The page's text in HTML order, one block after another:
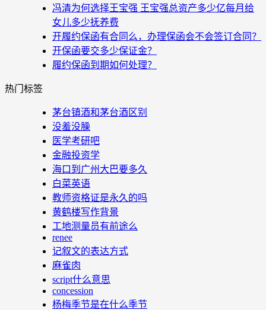
冯清为何选择王宝强 王宝强总资产多少亿每月给
女儿多少抚养费
开履约保函有合同么，办理保函会不会签订合同？
开保函要交多少保证金？
履约保函到期如何处理？
热门标签
茅台镇酒和茅台酒区别
没羞没臊
医学考研吧
金融投资学
海口到广州大巴要多久
白菜英语
教师资格证是永久的吗
黄鹤楼写作背景
工地测量员有前途么
renee
记叙文的表达方式
麻雀肉
script什么意思
concession
杨梅季节是在什么季节